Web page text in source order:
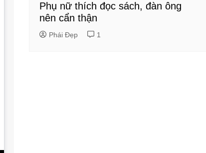
Phụ nữ thích đọc sách, đàn ông
nên cẩn thận
Phái Đẹp 1